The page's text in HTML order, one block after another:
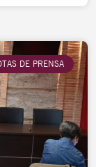
DE PRENSA